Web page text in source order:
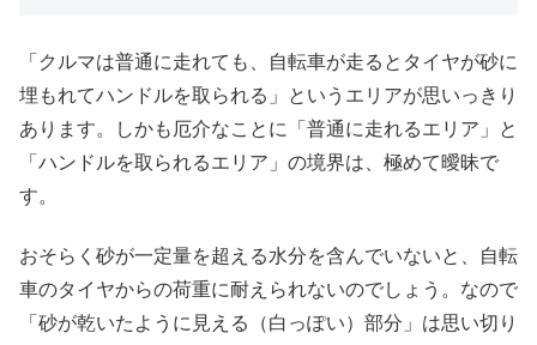
「クルマは普通に走れても、自転車が走るとタイヤが砂に
埋もれてハンドルを取られる」というエリアが思いっきり
あります。しかも厄介なことに「普通に走れるエリア」と
「ハンドルを取られるエリア」の境界は、極めて曖昧で
す。
おそらく砂が一定量を超える水分を含んでいないと、自転
車のタイヤからの荷重に耐えられないのでしょう。なので
「砂が乾いたように見える（白っぽい）部分」は思い切り